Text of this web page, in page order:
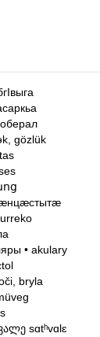
gözlük
• akulary
bryla
sɑtʰvɑlɛ